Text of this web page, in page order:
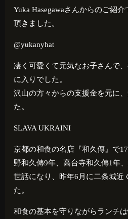
Yuka Hasegawaさんからのご紹
頂きました。
@yukanyhat
凄く可愛くて元気なお子さんで
に入りでした。
沢山の方々からの支援金を元に
た。
SLAVA UKRAINI
京都の和食の名店『和久傳』で17
野和久傳9年、高台寺和久傳1年
世話になり、昨年6 月に二条城近
た。
和食の基本を守りながらランチ